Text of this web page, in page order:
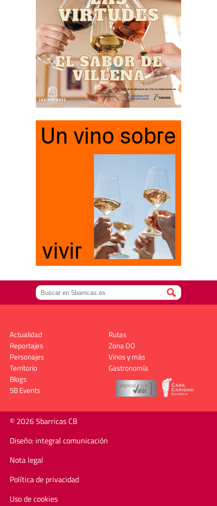
Actualidad
Reportajes
Personajes
Territorio
Rutas
Zona DO
Vinos y más
Gastronomía
Blogs
5B Events
© 2026 5barricas CB
Diseño: integral comunicación
Nota legal
Política de privacidad
Uso de cookies